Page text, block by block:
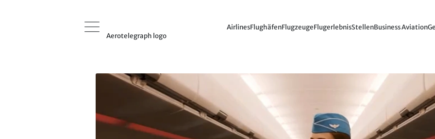
Aerotelegraph logo
AirlinesFlughäfenFlugzeugeFlugerlebnisStellenBusiness Aviation